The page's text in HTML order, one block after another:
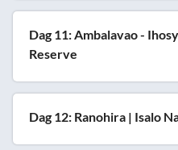
Dag 11: Ambalavao -
Reserve
Dag 12: Ranohira | Isalo